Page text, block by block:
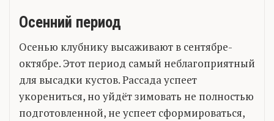
Осенний период
Осенью клубнику высаживают в сентябре-
октябре. Этот период самый неблагоприятный
для высадки кустов. Рассада успеет
укорениться, но уйдёт зимовать не полностью
подготовленной, не успеет сформироваться,